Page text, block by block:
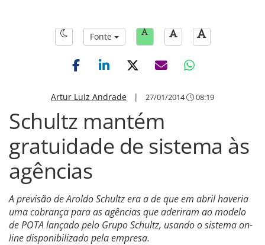
Fonte
Artur Luiz Andrade | 27/01/2014 08:19
Schultz mantém
gratuidade de sistema às
agências
A previsão de Aroldo Schultz era a de que em abril haveria
uma cobrança para as agências que aderiram ao modelo
de POTA lançado pelo Grupo Schultz, usando o sistema on-
line disponibilizado pela empresa.